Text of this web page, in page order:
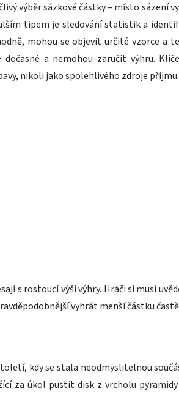
výběr sázkové částky – místo sázení
tipem je sledování statistik a
mohou se objevit určité vzorce a
a nemohou zaručit výhru.
nikoli jako spolehlivého zdroje příjmu.
s rostoucí výší výhry. Hráči si musí
vyhrát menší částku
kdy se stala neodmyslitelnou
za úkol pustit disk z vrcholu